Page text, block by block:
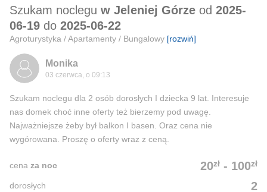
Szukam noclegu w Jeleniej Górze od 2025-
06-19 do 2025-06-22
Agroturystyka / Apartamenty / Bungalowy [rozwiń]
Monika
03 czerwca, o 09:13
Szukam noclegu dla 2 osób dorosłych I dziecka 9 lat. Interesuje
nas domek choć inne oferty też bierzemy pod uwagę.
Najważniejsze żeby był balkon I basen. Oraz cena nie
wygórowana. Proszę o oferty wraz z ceną.
20zł - 100zł
cena za noc
2
dorosłych